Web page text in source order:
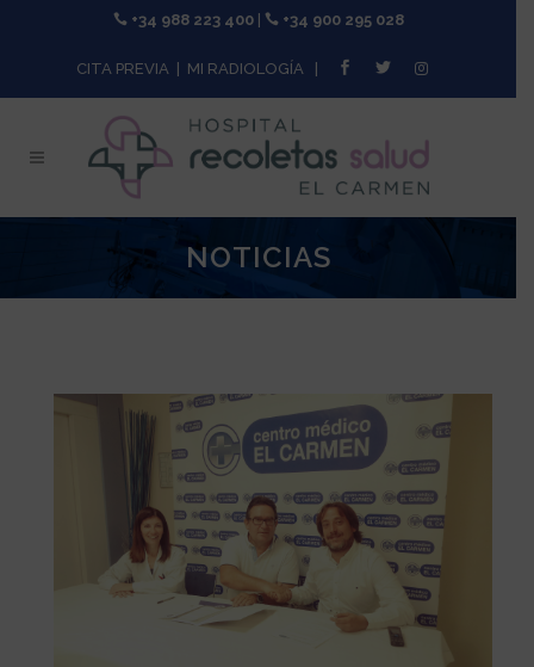
+34 988 223 400| +34 900 295 028
CITA PREVIA MI RADIOLOGÍA
NOTICIAS